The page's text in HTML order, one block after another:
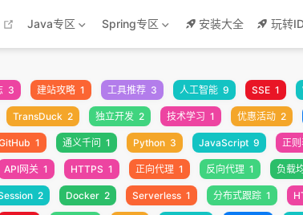
open in new window
Java专区 Spring专区 安装大全 玩转
3 建站攻略 1 工具推荐 3 人工智能 9 SSE 1
TransDuck 2 独立开发 2 技术学习 1 优惠活动 2
1 通义千问 1 Python 3 JavaScript 9 正
API网关 1 HTTPS 1 正向代理 1 反向代理 1 负载
2 Docker 2 Serverless 1 分布式跟踪 1